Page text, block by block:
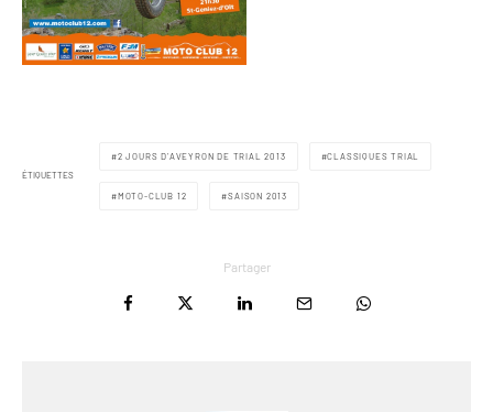
ÉTIQUETTES
2 JOURS D’AVEYRON DE TRIAL 2013 CLASSIQUES TRIAL
MOTO-CLUB 12 SAISON 2013
Partager